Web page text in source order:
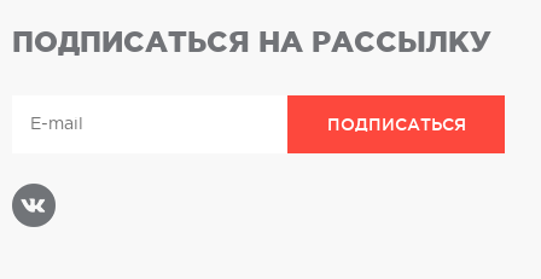
ПОДПИСАТЬСЯ НА РАССЫЛКУ